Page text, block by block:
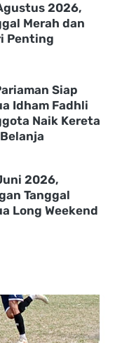
2026,
Merah dan
Penting
Siap
Idham Fadhli
Naik Kereta
2026,
Tanggal
Long Weekend